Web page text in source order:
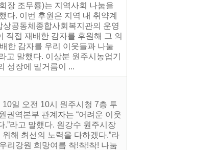
장 조무룡)는 지역사회 나눔을
다. 이번 후원은 지역 내 취약계
공동체종합사회복지관의 운영
직접 재배한 감자를 후원해 그 의
한 감자를 우리 이웃들과 나눌
고 말했다. 이상분 원주시농업기
성장에 밑거름이 ...
일 오전 10시 원주시청 7층 투
권역본부 관계자는 “어려운 이웃
라고 말했다. 원강수 원주시장
해 최선의 노력을 다하겠다.”라
리강원 희망여름 착!착!착! 나눔